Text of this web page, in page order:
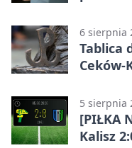
6 sierpnia
Tablica
Ceków-
5 sierpnia
[PIŁKA
Kalisz